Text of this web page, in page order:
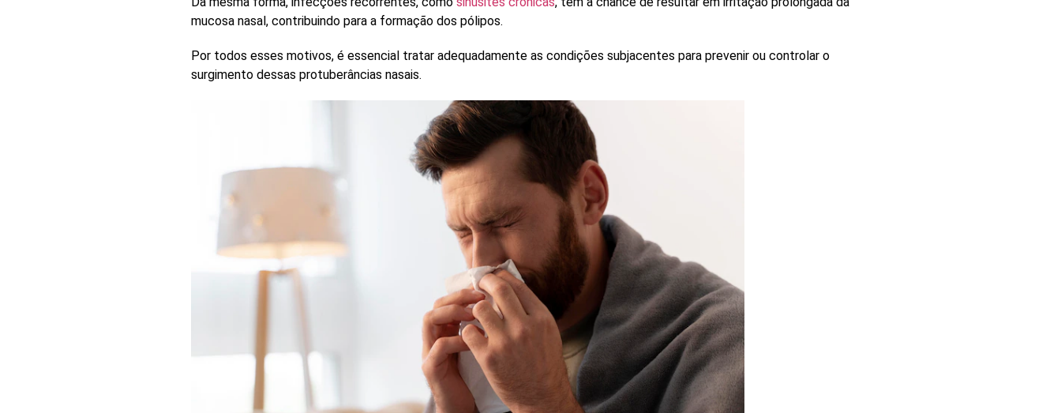
mucosa nasal, contribuindo para a formação dos pólipos.
Por todos esses motivos, é essencial tratar adequadamente as condições subjacentes para prevenir ou controlar o
surgimento dessas protuberâncias nasais.